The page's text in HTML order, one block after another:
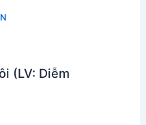
(LV: Diễm